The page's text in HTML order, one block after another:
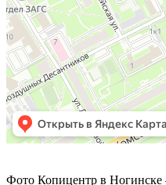
Фото Копицентр в Ногинске